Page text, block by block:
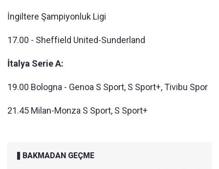
İngiltere Şampiyonluk Ligi
17.00 - Sheffield United-Sunderland
İtalya Serie A:
19.00 Bologna - Genoa S Sport, S Sport+, Tivibu Spor
21.45 Milan-Monza S Sport, S Sport+
BAKMADAN GEÇME